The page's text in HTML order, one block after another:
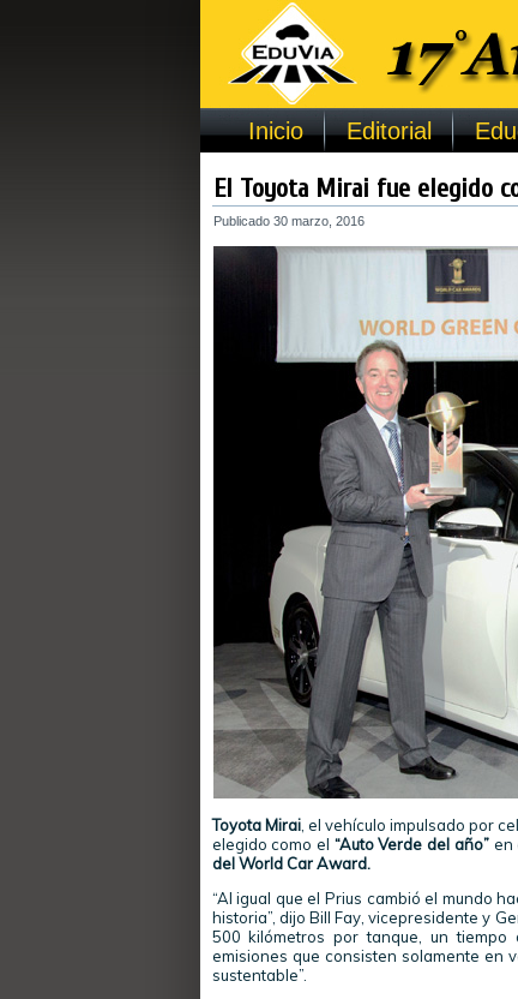
Inicio Editorial
El Toyota Mirai fue elegido
Publicado 30 marzo, 2016
Toyota Mirai, el vehículo impulsado por
elegido como el “Auto Verde del año”en
del World Car Award.
“Al igual que el Prius cambió el mundo
historia”, dijo Bill Fay, vicepresidente y
500 kilómetros por tanque, un
emisiones que consisten solamente en
sustentable”.